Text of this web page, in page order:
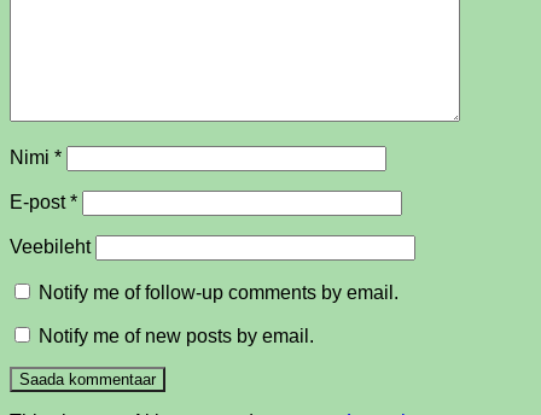
Nimi *
E-post*
Veebileht
Notify me of follow-up comments by email.
Notify me of new posts by email.